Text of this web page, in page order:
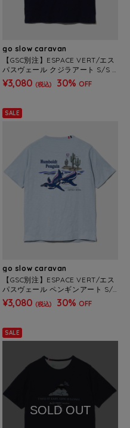
go slow caravan
【GSC別注】ESPACE VERT/エス
パスヴェール クジラアート S/S T
EE (MENS)
¥3,080 (税込) 30% OFF
SALE
go slow caravan
【GSC別注】ESPACE VERT/エス
パスヴェール ペンギンアート S/S
TEE (MENS)
¥3,080 (税込) 30% OFF
SALE
SOLD OUT